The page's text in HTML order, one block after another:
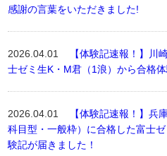
感謝の言葉をいただきました!
2026.04.01
【体験記速報！】川
士ゼミ生K・M君（1浪）から合格
2026.04.01
【体験記速報！】兵
科目型・一般枠）に合格した富士
験記が届きました！